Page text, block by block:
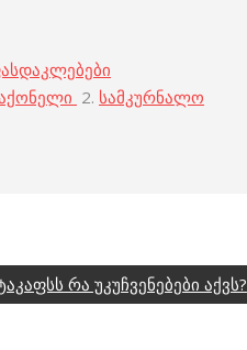
2. სამკურნალო
რა უკუჩვენებები აქვს?